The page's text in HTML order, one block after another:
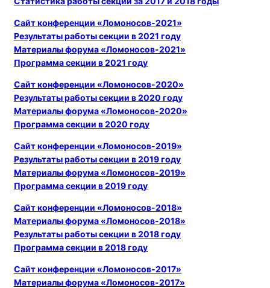
Сайт конференции «Ломоносов-2021»
Результаты работы секции в 2021 году
Материалы форума «Ломоносов-2021»
Программа секции в 2021 году
Сайт конференции «Ломоносов-2020»
Результаты работы секции в 2020 году
Материалы форума «Ломоносов-2020»
Программа секции в 2020 году
Сайт конференции «Ломоносов-2019»
Результаты работы секции в 2019 году
Материалы форума «Ломоносов-2019»
Программа секции в 2019 году
Сайт конференции «Ломоносов-2018»
Материалы форума «Ломоносов-2018»
Результаты работы секции в 2018 году
Программа секции в 2018 году
Сайт конференции «Ломоносов-2017»
Материалы форума «Ломоносов-2017»